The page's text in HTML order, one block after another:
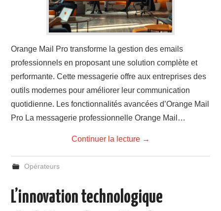
Orange Mail Pro transforme la gestion des emails
professionnels en proposant une solution complète et
performante. Cette messagerie offre aux entreprises des
outils modernes pour améliorer leur communication
quotidienne. Les fonctionnalités avancées d’Orange Mail
Pro La messagerie professionnelle Orange Mail…
Continuer la lecture →
Opérateurs
L’innovation technologique